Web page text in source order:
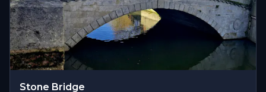
Stone Bridge